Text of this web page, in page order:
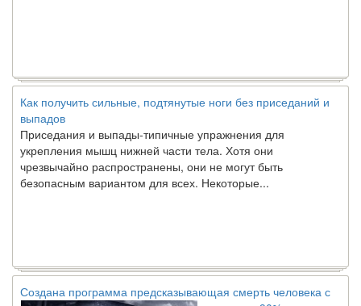
Как получить сильные, подтянутые ноги без приседаний и
выпадов
Приседания и выпады-типичные упражнения для
укрепления мышц нижней части тела. Хотя они
чрезвычайно распространены, они не могут быть
безопасным вариантом для всех. Некоторые...
Создана программа предсказывающая смерть человека с
точностью 90%